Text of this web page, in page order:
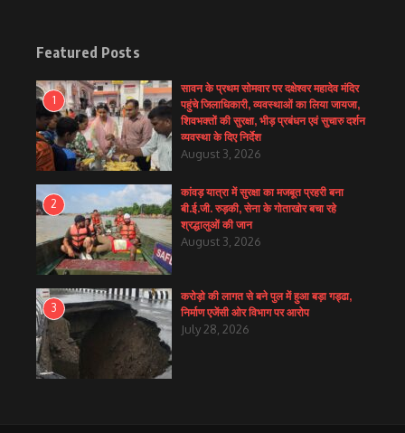
Featured Posts
1
सावन के प्रथम सोमवार पर दक्षेश्वर महादेव मंदिर
पहुंचे जिलाधिकारी, व्यवस्थाओं का लिया जायजा,
शिवभक्तों की सुरक्षा, भीड़ प्रबंधन एवं सुचारु दर्शन
व्यवस्था के दिए निर्देश
August 3, 2026
2
कांवड़ यात्रा में सुरक्षा का मजबूत प्रहरी बना
बी.ई.जी. रुड़की, सेना के गोताखोर बचा रहे
श्रद्धालुओं की जान
August 3, 2026
3
करोड़ो की लागत से बने पुल में हुआ बड़ा गड्ढा,
निर्माण एजेंसी ओर विभाग पर आरोप
July 28, 2026